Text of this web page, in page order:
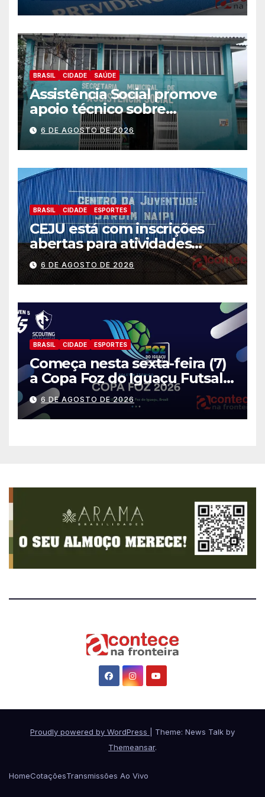
BRASIL CIDADE SAÚDE
Assistência Social promove
apoio técnico sobre
preparação e resposta a
situações de emergência e
calamidade pública
6 DE AGOSTO DE 2026
BRASIL CIDADE ESPORTES
CEJU está com inscrições
abertas para atividades
gratuitas
6 DE AGOSTO DE 2026
BRASIL CIDADE ESPORTES
Começa nesta sexta-feira (7)
a Copa Foz do Iguaçu Futsal
2026 com equipes de quatro
países
6 DE AGOSTO DE 2026
Proudly powered by WordPress
Theme: News Talk by
Themeansar.
HomeCotaçõesTransmissões Ao Vivo